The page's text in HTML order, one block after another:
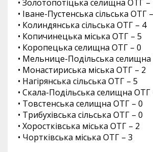
• Золотопотіцька селищна ОТГ –
• Іване-Пустенська сільська ОТГ
• Колиндянська сільська ОТГ – 4
• Копичинецька міська ОТГ – 5
• Коропецька селищна ОТГ – 0
• Мельнице-Подільська
• Монастириська міська ОТГ – 2
• Нагірянська сільська ОТГ – 5
• Скала-Подільська селищна ОТГ
• Товстенська селищна ОТГ – 0
• Трибухівська сільська ОТГ – 0
• Хоростківська міська ОТГ – 2
• Чортківська міська ОТГ – 3